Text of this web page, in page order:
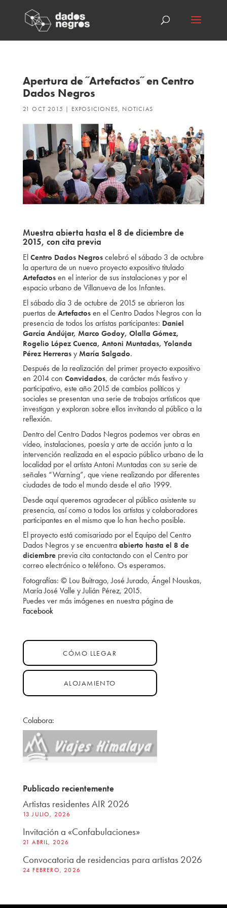
Apertura de ˝Artefactos˝ en Centro
Dados Negros
21 OCT 2015 | EXPOSICIONES, NOTICIAS
Muestra abierta hasta el 8 de diciembre de
2015, con cita previa
El Centro Dados Negros celebró el sábado 3 de octubre
la apertura de un nuevo proyecto expositivo titulado
Artefactosen el interior de sus instalaciones y por el
espacio urbano de Villanueva de los Infantes.
El sábado día 3 de octubre de 2015 se abrieron las
puertas de Artefactosen el Centro Dados Negros con la
presencia de todos los artistas participantes: Daniel
García Andújar, Marco Godoy, Olalla Gómez,
Rogelio López Cuenca, Antoni Muntadas, Yolanda
Pérez Herrerasy María Salgado.
Después de la realización del primer proyecto expositivo
en 2014 con Convidados, de carácter más festivo y
participativo, este año 2015 de cambios políticos y
sociales se presentan una serie de trabajos artísticos que
investigan y exploran sobre ellos invitando al público a la
reflexión.
Dentro del Centro Dados Negros podemos ver obras en
vídeo, instalaciones, poesía y arte de acción junto a la
intervención realizada en el espacio público urbano de la
localidad por el artista Antoni Muntadas con su serie de
señales “Warning”, que viene realizando por diferentes
ciudades de todo el mundo desde el año 1999.
Desde aquí queremos agradecer al público asistente su
presencia, así como a todos los artistas y colaboradores
participantes en el mismo que lo han hecho posible.
El proyecto está comisariado por el Equipo del Centro
Dados Negros y se encuentra abierto hasta el 8 de
diciembreprevia cita contactando con el Centro por
correo electrónico o teléfono. Os esperamos.
Fotografías: © Lou Buitrago, José Jurado, Ángel Nouskas,
María José Valle y Julián Pérez, 2015.
Puedes ver más imágenes en nuestra página de
Facebook
CÓMO LLEGAR
ALOJAMIENTO
Colabora:
Publicado recientemente
Artistas residentes AIR 2026
13 JULIO, 2026
Invitación a «Confabulaciones»
21 ABRIL, 2026
Convocatoria de residencias para artistas 2026
24 FEBRERO, 2026